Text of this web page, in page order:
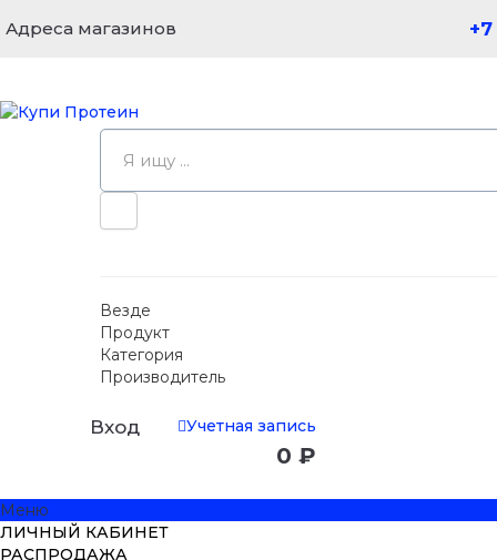
Адреса магазинов
Везде
Продукт
Категория
Производитель
Вход Учетная запись
0 ₽
Меню
ЛИЧНЫЙ КАБИНЕТ
РАСПРОДАЖА